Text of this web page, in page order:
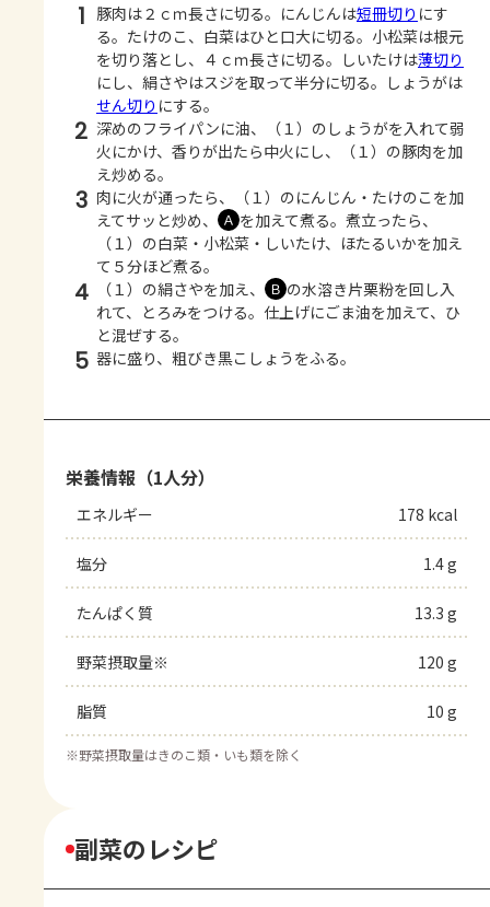
1 豚肉は２ｃｍ長さに切る。にんじんは短冊切り にす
る。たけのこ、白菜はひと口大に切る。小松菜は根元
を切り落とし、４ｃｍ長さに切る。しいたけは薄切り
にし、絹さやはスジを取って半分に切る。しょうがは
せん切り にする。
2 深めのフライパンに油、（１）のしょうがを入れて弱
火にかけ、香りが出たら中火にし、（１）の豚肉を加
え炒める。
3 肉に火が通ったら、（１）のにんじん・たけのこを加
えてサッと炒め、
Ａ を加えて煮る。煮立ったら、
（１）の白菜・小松菜・しいたけ、ほたるいかを加え
て５分ほど煮る。
4 （１）の絹さやを加え、 Ｂ の水溶き片栗粉を回し入
れて、とろみをつける。仕上げにごま油を加えて、ひ
と混ぜする。
5 器に盛り、粗びき黒こしょうをふる。
栄養情報（1人分）
エネルギー 178 kcal
塩分 1.4 g
たんぱく質 13.3 g
野菜摂取量※ 120 g
脂質 10 g
※野菜摂取量はきのこ類・いも類を除く
副菜のレシピ